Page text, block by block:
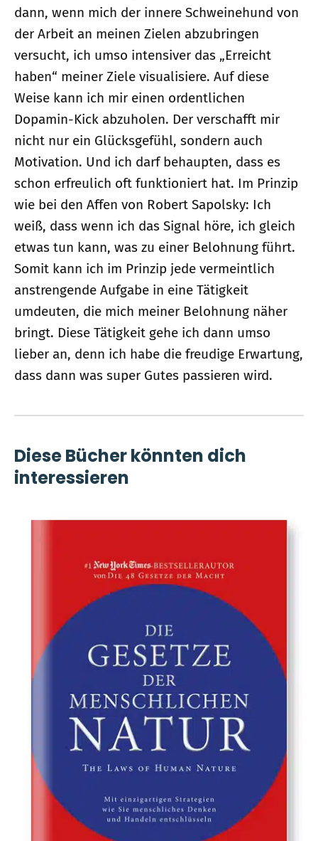
dann, wenn mich der innere Schweinehund von
der Arbeit an meinen Zielen abzubringen
versucht, ich umso intensiver das „Erreicht
haben“ meiner Ziele visualisiere. Auf diese
Weise kann ich mir einen ordentlichen
Dopamin-Kick abzuholen. Der verschafft mir
nicht nur ein Glücksgefühl, sondern auch
Motivation. Und ich darf behaupten, dass es
schon erfreulich oft funktioniert hat. Im Prinzip
wie bei den Affen von Robert Sapolsky: Ich
weiß, dass wenn ich das Signal höre, ich gleich
etwas tun kann, was zu einer Belohnung führt.
Somit kann ich im Prinzip jede vermeintlich
anstrengende Aufgabe in eine Tätigkeit
umdeuten, die mich meiner Belohnung näher
bringt. Diese Tätigkeit gehe ich dann umso
lieber an, denn ich habe die freudige Erwartung,
dass dann was super Gutes passieren wird.
Diese Bücher könnten dich
interessieren